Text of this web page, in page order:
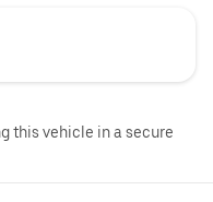
this vehicle in a secure